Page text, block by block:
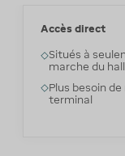
Accès direct
Situés à
marche du
Plus besoin
terminal